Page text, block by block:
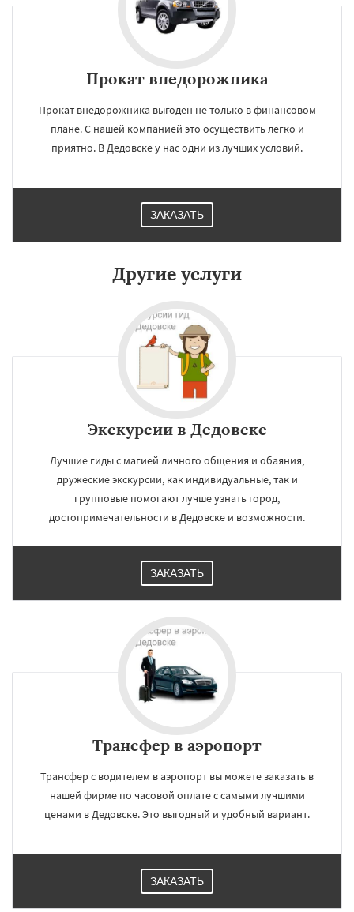
Работаем по
регионам
Долгопрудный
Дубна Егорьевск
Звенигород
Кашира
Клин
Котельники
Краснозаводск Краснознаменск
Куровское Ликино-Дулево
Лобня
Лосино-Петровский
Луховицы
Лыткарино Люберцы Можайск Мытищи
Наро-Фоминск Ногинск Одинцово
Орехово-Зуево
Павловский Посад Пересвет Подольск
Прокат внедорожника
Прокат внедорожника выгоден не только в финансовом
плане. С нашей компанией это осуществить легко и
приятно. В Дедовске у нас одни из лучших условий.
ЗАКАЗАТЬ
Другие услуги
Экскурсии в Дедовске
Лучшие гиды с магией личного общения и обаяния,
дружеские экскурсии, как индивидуальные, так и
групповые помогают лучше узнать город,
достопримечательности в Дедовске и возможности.
ЗАКАЗАТЬ
Трансфер в аэропорт
Трансфер с водителем в аэропорт вы можете заказать в
нашей фирме по часовой оплате с самыми лучшими
ценами в Дедовске. Это выгодный и удобный вариант.
ЗАКАЗАТЬ
УЗНАТЬ ПОДРОБНЕЕ